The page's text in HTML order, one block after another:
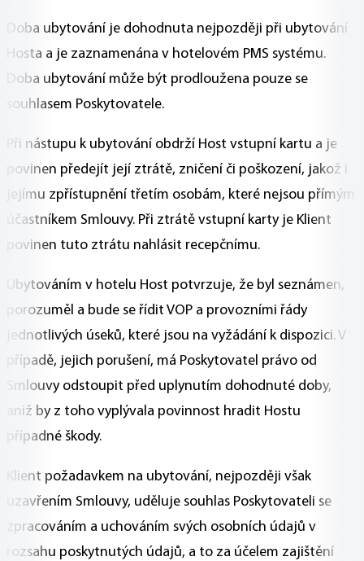
Doba ubytování je dohodnuta nejpozději při ubytování
Hosta a je zaznamenána v hotelovém PMS systému.
Doba ubytování může být prodloužena pouze se
souhlasem Poskytovatele.
Při nástupu k ubytování obdrží Host vstupní kartu a je
povinen předejít její ztrátě, zničení či poškození, jakož i
jejímu zpřístupnění třetím osobám, které nejsou přímým
účastníkem Smlouvy. Při ztrátě vstupní karty je Klient
povinen tuto ztrátu nahlásit recepčnímu.
Ubytováním v hotelu Host potvrzuje, že byl seznámen,
porozuměl a bude se řídit VOP a provozními řády
jednotlivých úseků, které jsou na vyžádání k dispozici. V
případě, jejich porušení, má Poskytovatel právo od
Smlouvy odstoupit před uplynutím dohodnuté doby,
aniž by z toho vyplývala povinnost hradit Hostu
případné škody.
Klient požadavkem na ubytování, nejpozději však
uzavřením Smlouvy, uděluje souhlas Poskytovateli se
zpracováním a uchováním svých osobních údajů v
rozsahu poskytnutých údajů, a to za účelem zajištění